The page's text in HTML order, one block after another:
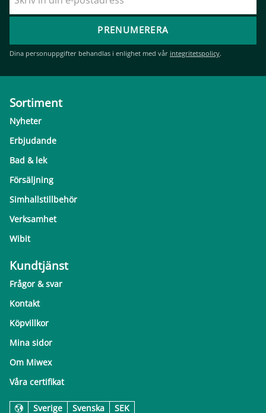
PRENUMERERA
Dina personuppgifter behandlas i enlighet med vår integritetspolicy.
Sortiment
Nyheter
Erbjudande
Bad & lek
Försäljning
Simhallstillbehör
Verksamhet
Wibit
Kundtjänst
Frågor & svar
Kontakt
Köpvillkor
Mina sidor
Om Miwex
Våra certifikat
Sverige Svenska SEK